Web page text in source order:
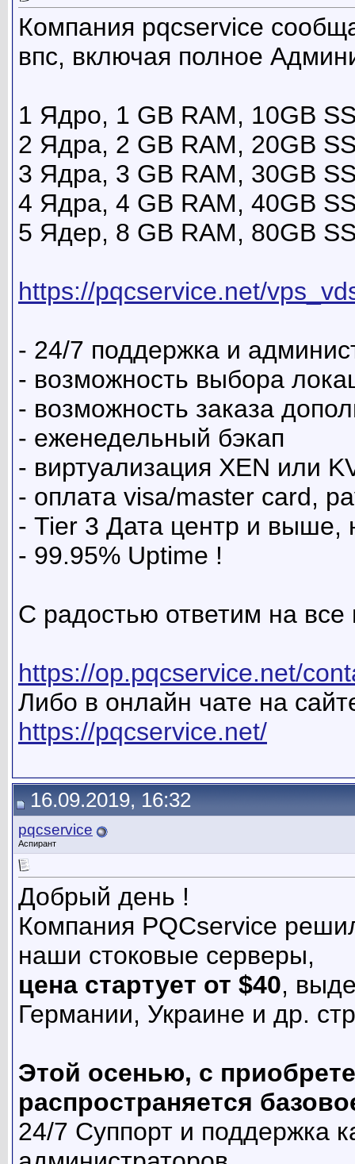
Компания pqcservice
впс, включая полное
1 Ядро, 1 GB RAM, 10GB
2 Ядра, 2 GB RAM, 20GB
3 Ядра, 3 GB RAM, 30GB
4 Ядра, 4 GB RAM, 40GB
5 Ядер, 8 GB RAM, 80GB
https://pqcservice.net/
- 24/7 поддержка и
- возможность выбора
- возможность заказа
- еженедельный бэкап
- виртуализация XEN или
- оплата visa/master card,
- Tier 3 Дата центр и
- 99.95% Uptime !
С радостью ответим на
https://op.pqcservice.net/
Либо в онлайн чате на
https://pqcservice.net/
16.09.2019, 16:32
pqcservice
Аспирант
Добрый день !
Компания PQCservice
наши стоковые серверы,
цена стартует от $40,
Германии, Украине и др.
Этой осенью, с
распространяется
24/7 Суппорт и поддержка